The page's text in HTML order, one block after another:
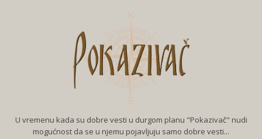
U vremenu kada su dobre vesti u durgom planu "Pokazivač" nudi
mogućnost da se u njemu pojavljuju samo dobre vesti...